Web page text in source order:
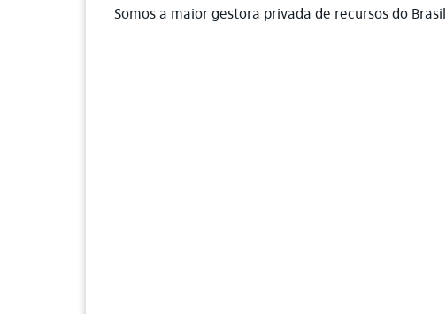
Somos a maior gestora privada de recursos do Brasil